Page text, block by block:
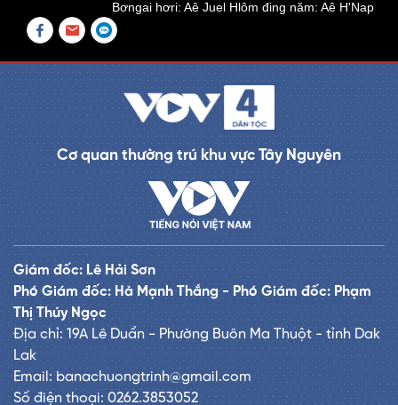
Bơngai hơri: Aê Juel Hlôm đing năm: Aê H'Nap
Cơ quan thường trú khu vực Tây Nguyên
Giám đốc: Lê Hải Sơn
Phó Giám đốc: Hà Mạnh Thắng - Phó Giám đốc: Phạm
Thị Thúy Ngọc
Địa chỉ: 19A Lê Duẩn - Phường Buôn Ma Thuột - tỉnh Dak
Lak
Email: banachuongtrinh@gmail.com
Số điện thoại: 0262.3853052